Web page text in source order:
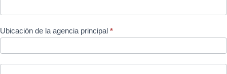
Ubicación de la agencia principal *
de
la